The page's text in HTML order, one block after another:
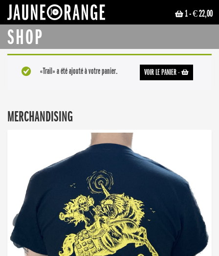
1- € 22,00
SHOP
VOIR LE PANIER-
«Trail» a été ajouté à votre panier.
MERCHANDISING